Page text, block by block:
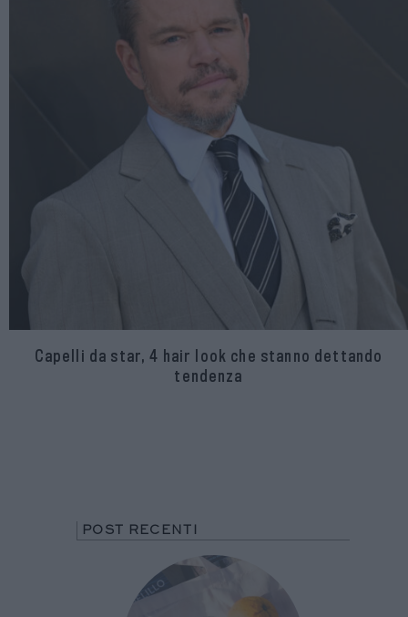
Capelli da star, 4 hair look che stanno dettando
tendenza
POST RECENTI